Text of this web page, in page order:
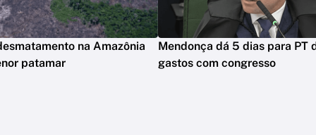
na Amazônia
patamar
Mendonça dá 5 dias para PT
gastos com congresso